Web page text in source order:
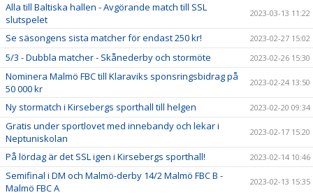
Alla till Baltiska hallen - Avgörande match till SSL
slutspelet
2023-03-13 11:22
Se säsongens sista matcher för endast 250 kr! 2023-02-27 15:02
5/3 - Dubbla matcher - Skånederby och stormöte 2023-02-26 15:30
Nominera Malmö FBC till Klaraviks sponsringsbidrag på
50 000 kr
2023-02-24 13:50
Ny stormatch i Kirsebergs sporthall till helgen 2023-02-20 09:34
Gratis under sportlovet med innebandy och lekar i
Neptuniskolan
2023-02-17 15:20
På lördag är det SSL igen i Kirsebergs sporthall! 2023-02-14 10:46
Semifinal i DM och Malmö-derby 14/2 Malmö FBC B -
Malmö FBC A
2023-02-13 15:35